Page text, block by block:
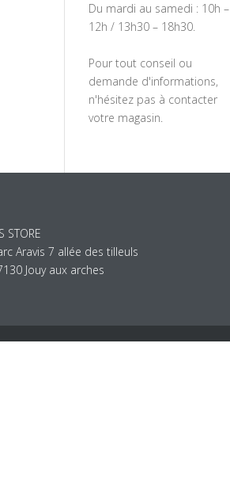
Du mardi au samedi : 10h –
12h / 13h30 – 18h30.
Pour tout conseil ou
demande d'informations,
n'hésitez pas à contacter
votre magasin.
STORE
Aravis 7 allée des tilleuls
Jouy aux arches